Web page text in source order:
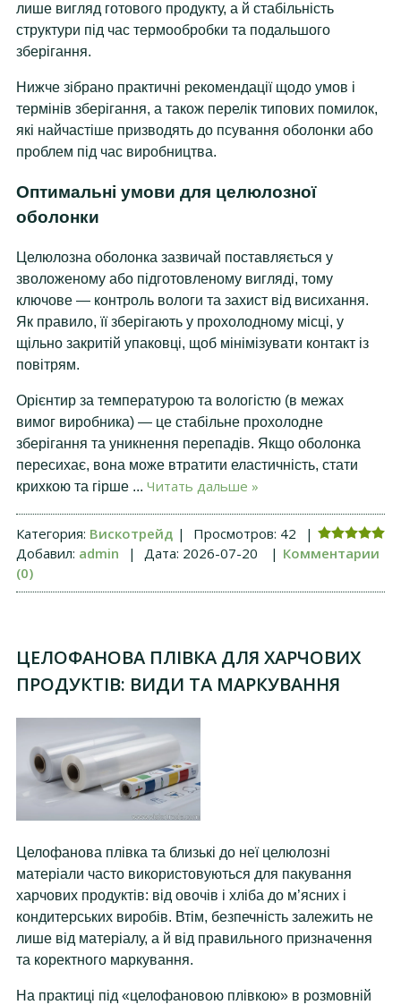
лише вигляд готового продукту, а й стабільність
структури під час термообробки та подальшого
зберігання.
Нижче зібрано практичні рекомендації щодо умов і
термінів зберігання, а також перелік типових помилок,
які найчастіше призводять до псування оболонки або
проблем під час виробництва.
Оптимальні умови для целюлозної
оболонки
Целюлозна оболонка зазвичай поставляється у
зволоженому або підготовленому вигляді, тому
ключове — контроль вологи та захист від висихання.
Як правило, її зберігають у прохолодному місці, у
щільно закритій упаковці, щоб мінімізувати контакт із
повітрям.
Орієнтир за температурою та вологістю (в межах
вимог виробника) — це стабільне прохолодне
зберігання та уникнення перепадів. Якщо оболонка
пересихає, вона може втратити еластичність, стати
крихкою та гірше ... Читать дальше »
Категория: Вискотрейд | Просмотров: 42
|
Добавил: admin | Дата: 2026-07-20 | Комментарии
(0)
ЦЕЛОФАНОВА ПЛІВКА ДЛЯ ХАРЧОВИХ
ПРОДУКТІВ: ВИДИ ТА МАРКУВАННЯ
Целофанова плівка та близькі до неї целюлозні
матеріали часто використовуються для пакування
харчових продуктів: від овочів і хліба до м’ясних і
кондитерських виробів. Втім, безпечність залежить не
лише від матеріалу, а й від правильного призначення
та коректного маркування.
На практиці під «целофановою плівкою» в розмовній